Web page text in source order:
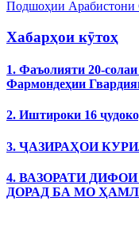
Подшоҳии Арабистони
Хабарҳои кӯтоҳ
1. Фаъолияти 20-
Фармондеҳии
2. Иштироки 16
3. ҶАЗИРАҲОИ
4. ВАЗОРАТИ
ДОРАД БА МО